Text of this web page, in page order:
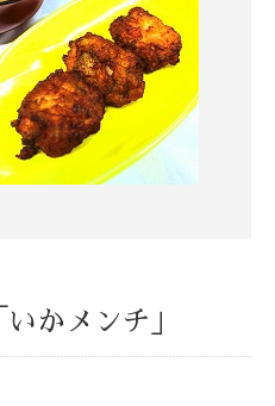
かメンチ」